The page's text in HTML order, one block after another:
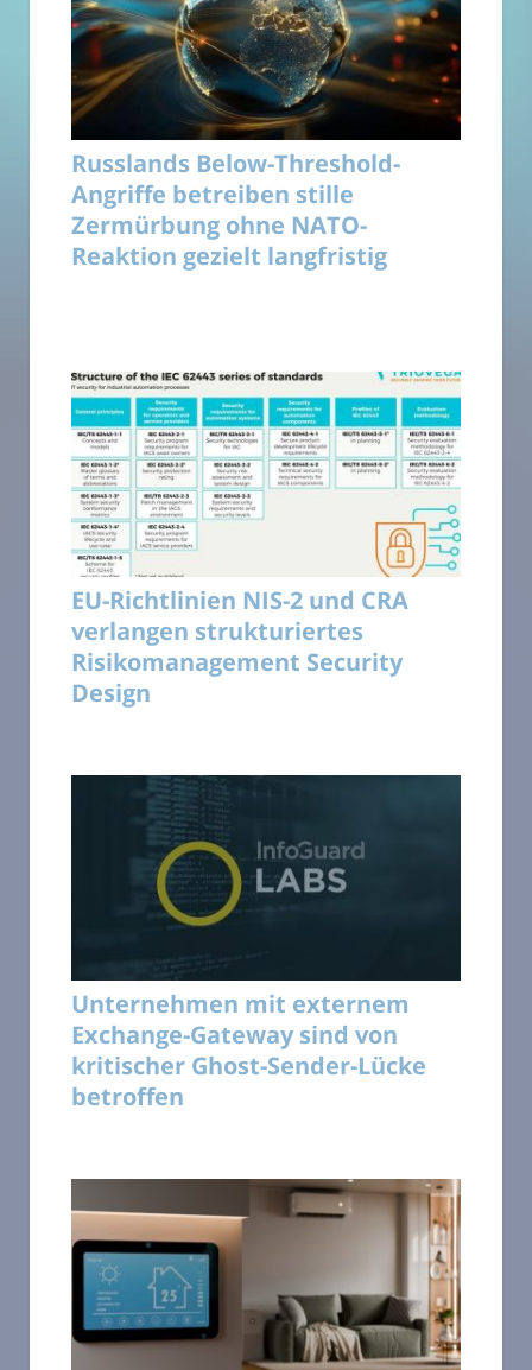
Russlands Below-Threshold-
Angriffe betreiben stille
Zermürbung ohne NATO-
Reaktion gezielt langfristig
EU-Richtlinien NIS-2 und CRA
verlangen strukturiertes
Risikomanagement Security
Design
Unternehmen mit externem
Exchange-Gateway sind von
kritischer Ghost-Sender-Lücke
betroffen